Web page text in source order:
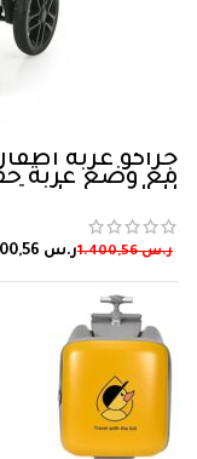
جراكو عربة
مع وضع عربة
للطي بيد
للاطفال، بيرس،
ر.س1.400,56 ر.س